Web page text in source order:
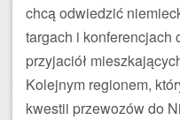
chcą odwiedzić
targach i konferencjach
przyjaciół
Kolejnym regionem,
kwestii przewozów do